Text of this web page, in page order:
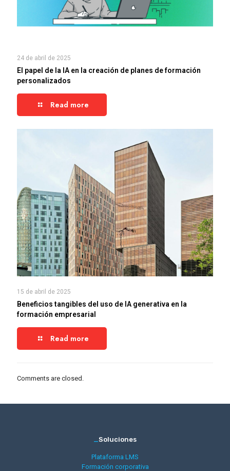
24 de abril de 2025
El papel de la IA en la creación de planes de formación
personalizados
Read more
15 de abril de 2025
Beneficios tangibles del uso de IA generativa en la
formación empresarial
Read more
Comments are closed.
Soluciones
Plataforma LMS
Formación corporativa